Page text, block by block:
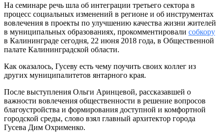
На семинаре речь шла об интеграции третьего сектора в
процесс социальных изменений в регионе и об инструментах
вовлечения в проекты по улучшению качества жизни жителей
в муниципальных образованиях, прокомментировали собкору
в Калининграде сегодня, 22 июня 2018 года, в Общественной
палате Калининградской области.
Как оказалось, Гусеву есть чему поучить своих коллег из
других муниципалитетов янтарного края.
После выступления Ольги Аринцевой, рассказавшей о
важности вовлечения общественности в решение вопросов
благоустройства и формирования доступной и комфортной
городской среды, слово взял главный архитектор города
Гусева Дим Охрименко.